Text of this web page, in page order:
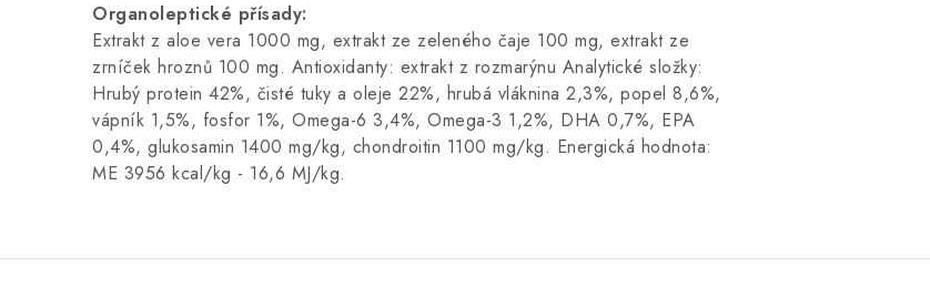
Organoleptické přísady:
Extrakt z aloe vera 1000 mg, extrakt ze zeleného čaje 100 mg, extrakt ze
zrníček hroznů 100 mg. Antioxidanty: extrakt z rozmarýnu Analytické složky:
Hrubý protein 42%, čisté tuky a oleje 22%, hrubá vláknina 2,3%, popel 8,6%,
vápník 1,5%, fosfor 1%, Omega-6 3,4%, Omega-3 1,2%, DHA 0,7%, EPA
0,4%, glukosamin 1400 mg/kg, chondroitin 1100 mg/kg. Energická hodnota:
ME 3956 kcal/kg - 16,6 MJ/kg.